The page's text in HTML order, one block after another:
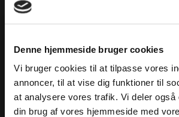
Denne hjemmeside bruger cookies
Vi bruger cookies til at tilpasse vores
annoncer, til at vise dig funktioner til
at analysere vores trafik. Vi deler også
din brug af vores hjemmeside med